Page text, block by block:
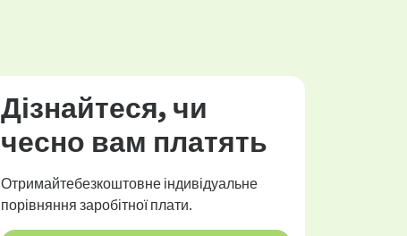
Дізнайтеся, чи
чесно вам платять
Отримайтебезкоштовне індивідуальне
порівняння заробітної плати.